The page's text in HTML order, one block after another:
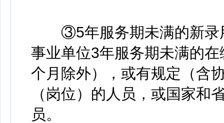
③5年服务期未满的新录
事业单位3年服务期未满的
个月除外），或有规定（含
（岗位）的人员，或国家和
员。